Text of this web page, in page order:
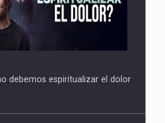
debemos espiritualizar el dolor